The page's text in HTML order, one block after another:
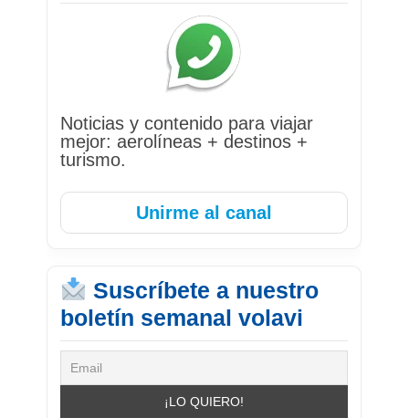
Noticias y contenido para viajar
mejor: aerolíneas + destinos +
turismo.
Unirme al canal
Suscríbete a nuestro
boletín semanal volavi